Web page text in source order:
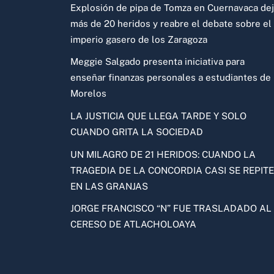
Explosión de pipa de Tomza en Cuernavaca
más de 20 heridos y reabre el debate sobre el
imperio gasero de los Zaragoza
Meggie Salgado presenta iniciativa para
enseñar finanzas personales a estudiantes de
Morelos
LA JUSTICIA QUE LLEGA TARDE Y SOLO
CUANDO GRITA LA SOCIEDAD
UN MILAGRO DE 21 HERIDOS: CUANDO LA
TRAGEDIA DE LA CONCORDIA CASI SE REPITE
EN LAS GRANJAS
JORGE FRANCISCO “N” FUE TRASLADADO AL
CERESO DE ATLACHOLOAYA